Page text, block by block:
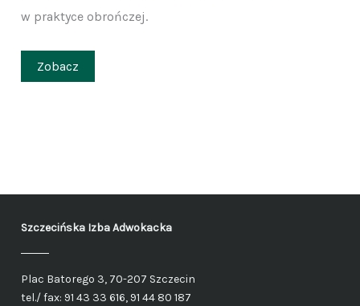
w praktyce obrończej.
Zobacz
Szczecińska Izba Adwokacka
Plac Batorego 3, 70-207 Szczecin
tel./ fax: 91 43 33 616, 91 44 80 187